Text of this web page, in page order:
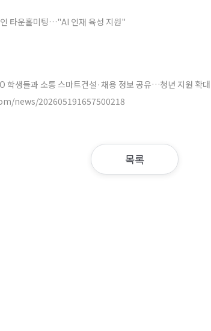
타운홀미팅…"AI 인재 육성 지원"
학생들과 소통 스마트건설·채용 정보 공유…청년 지원 확대
news/202605191657500218
목록